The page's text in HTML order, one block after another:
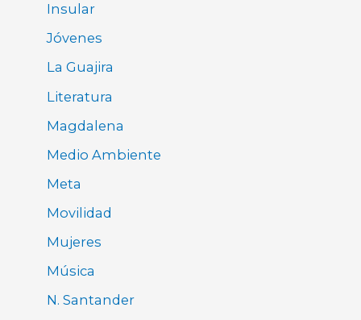
Insular
Jóvenes
La Guajira
Literatura
Magdalena
Medio Ambiente
Meta
Movilidad
Mujeres
Música
N. Santander